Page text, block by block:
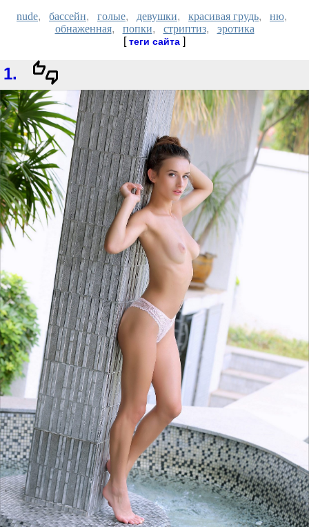
nude, бассейн, голые, девушки, красивая грудь, ню,
обнаженная, попки, стриптиз, эротика
[теги сайта ]
1.